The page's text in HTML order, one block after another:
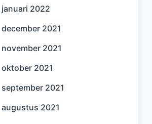
januari 2022
december 2021
november 2021
oktober 2021
september 2021
augustus 2021